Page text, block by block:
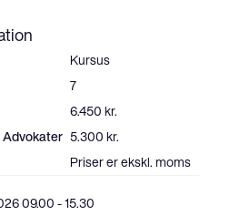
Kursus
7
6.450 kr.
Advokater 5.300 kr.
Priser er ekskl. moms
09.00 - 15.30